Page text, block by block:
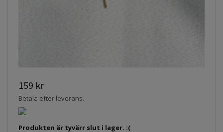
159 kr
Betala efter leverans.
Produkten är tyvärr slut i lager. :(